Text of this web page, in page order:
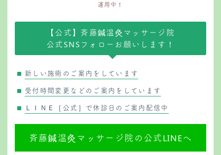
運用中！
【公式】斉藤鍼温灸マッサージ院
公式SNSフォローお願いします！
新しい施術のご案内をしています
受付時間変更などのご案内をしています
ＬＩＮＥ［公式］で休診日のご案内配信中
斉藤鍼温灸マッサージ院の公式LINEへ